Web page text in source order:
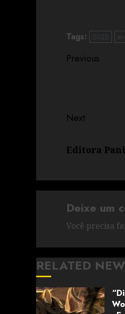
Tags: 2025
Previous
Next
Editora
Deixe um
Você precisa
RELATED